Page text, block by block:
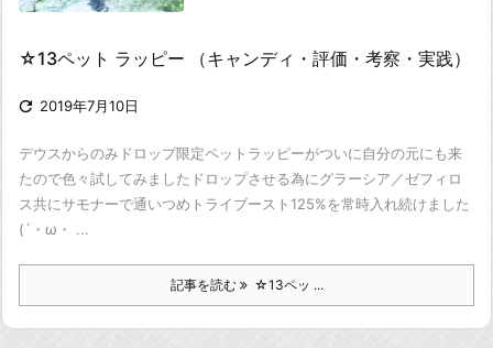
☆13ペット ラッピー （キャンディ・評価・考察・実践）
 2019年7月10日
デウスからのみドロップ限定ペット ラッピーがついに自分の元にも来
たので色々試してみました ドロップさせる為にグラーシア／ゼフィロ
ス共にサモナーで通いつめ トライブースト125%を常時入れ続けました
(´・ω・ ...
記事を読む ☆13ペッ ...